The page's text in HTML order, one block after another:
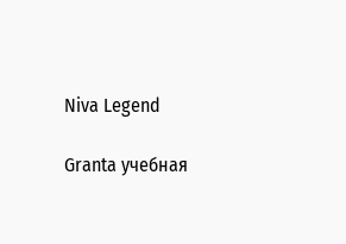
Niva Legend
Granta учебная